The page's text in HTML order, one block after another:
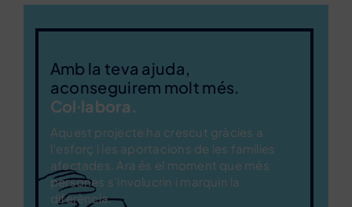
Amb la teva ajuda,
aconseguirem molt més.
Col·labora.
Aquest projecte ha crescut gràcies a
l’esforç i les aportacions de les famílies
afectades. Ara és el moment que més
persones s’involucrin i marquin la
diferència.